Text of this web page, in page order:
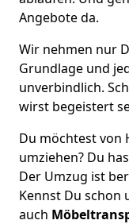
Angebote da.
Wir nehmen nur
Grundlage und
unverbindlich.
wirst begeistert
Du möchtest von
umziehen? Du
Der Umzug ist
Kennst Du schon
auch